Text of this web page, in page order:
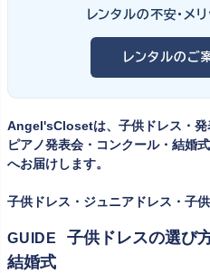
① サイズは"ジャストフィット"
舞台上で最も美しく見えるのは、
イズのドレス・スーツです。「大
何よりお子様を輝かせます。レン
ズを遠慮なく選べるのが最大のメ
② 舞台で映える色・楽器に合う
発表会の舞台は照明が強く、客席
向け、スリーピーススーツやベス
けと、シーンで使い分けるのがお
ツ・タキシード一覧
レンタルの不安・メ
レンタルのご
Angel'sClosetは、子供ドレス・発
ピアノ発表会・コンクール・結婚
へお届けします。
子供ドレス・ジュニアドレス・子
GUIDE
子供ドレスの選び
結婚式